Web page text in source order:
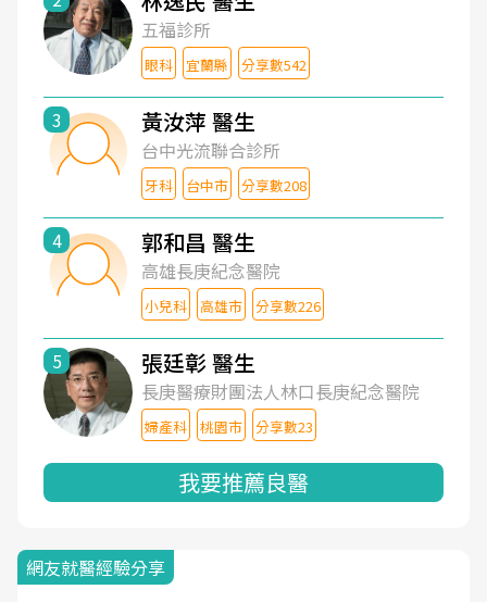
五福診所
眼科 宜蘭縣 分享數542
3 黃汝萍 醫生
台中光流聯合診所
牙科 台中市 分享數208
4 郭和昌 醫生
高雄長庚紀念醫院
小兒科 高雄市 分享數226
5 張廷彰 醫生
長庚醫療財團法人林口長庚紀念醫院
婦產科 桃園市 分享數23
我要推薦良醫
網友就醫經驗分享